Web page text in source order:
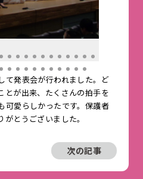
て発表会が行われました。ど
とが出来、たくさんの拍手を
可愛らしかったです。保護者
とうございました。
次の記事